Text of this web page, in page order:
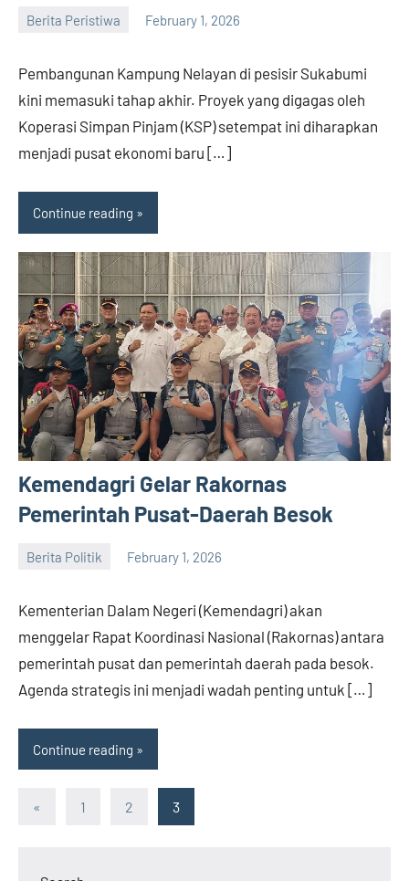
Berita Peristiwa February 1, 2026
Pembangunan Kampung Nelayan di pesisir Sukabumi
kini memasuki tahap akhir. Proyek yang digagas oleh
Koperasi Simpan Pinjam (KSP) setempat ini diharapkan
menjadi pusat ekonomi baru […]
Continue reading
Kemendagri Gelar Rakornas
Pemerintah Pusat-Daerah Besok
Berita Politik February 1, 2026
Kementerian Dalam Negeri (Kemendagri) akan
menggelar Rapat Koordinasi Nasional (Rakornas) antara
pemerintah pusat dan pemerintah daerah pada besok.
Agenda strategis ini menjadi wadah penting untuk […]
Continue reading
Posts
« Previous
1 2 3